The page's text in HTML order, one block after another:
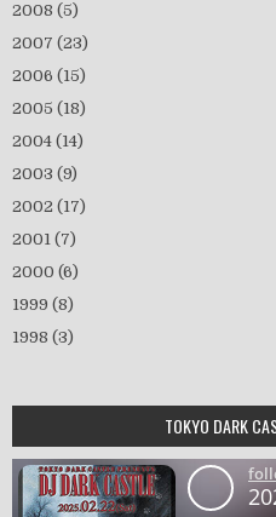
2008 (5)
2007 (23)
2006 (15)
2005 (18)
2004 (14)
2003 (9)
2002 (17)
2001 (7)
2000 (6)
1999 (8)
1998 (3)
TOKYO DARK